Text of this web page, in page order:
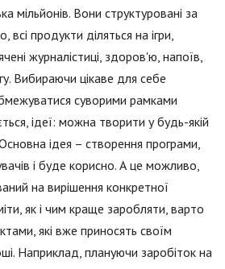
мільйонів. Вони структуровані за
всі продукти діляться на ігри,
журналістиці, здоров'ю, напоїв,
Вибираючи цікаве для себе
суворими рамками
ідеї: можна творити у будь-якій
ідея – створення програми,
і буде корисно. А це можливо,
на вирішення конкретної
як і чим краще заробляти, варто
які вже приносять своїм
Наприклад, плануючи заробіток на